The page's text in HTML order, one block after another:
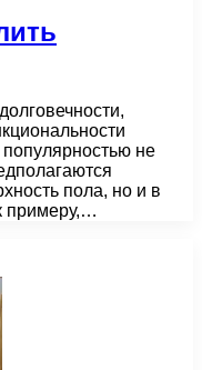
не
пола, но и в
примеру,…